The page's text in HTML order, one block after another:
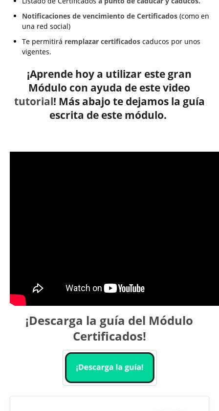
Notificaciones de vencimiento de Certificados (como en
una red social)
Te permitirá remplazar certificados caducos por unos
vigentes.
¡Aprende hoy a utilizar este gran
Módulo con ayuda de este video
tutorial! Más abajo te dejamos la guía
escrita de este módulo.
¡Descarga la guía del Módulo
Certificados!